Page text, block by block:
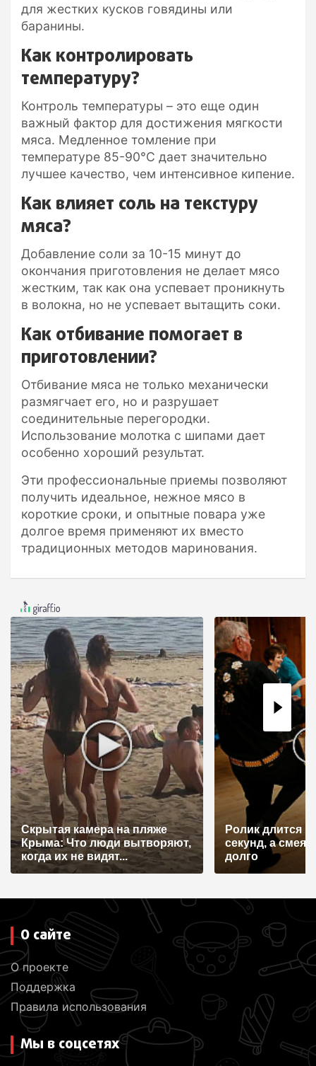
для жестких кусков говядины или
баранины.
Как контролировать
температуру?
Контроль температуры – это еще один
важный фактор для достижения мягкости
мяса. Медленное томление при
температуре 85-90°C дает значительно
лучшее качество, чем интенсивное кипение.
Как влияет соль на текстуру
мяса?
Добавление соли за 10-15 минут до
окончания приготовления не делает мясо
жестким, так как она успевает проникнуть
в волокна, но не успевает вытащить соки.
Как отбивание помогает в
приготовлении?
Отбивание мяса не только механически
размягчает его, но и разрушает
соединительные перегородки.
Использование молотка с шипами дает
особенно хороший результат.
Эти профессиональные приемы позволяют
получить идеальное, нежное мясо в
короткие сроки, и опытные повара уже
долгое время применяют их вместо
традиционных методов маринования.
Скрытая камера на пляже
Крыма: Что люди вытворяют,
когда их не видят...
Ролик длится
секунд, а
долго
О сайте
О проекте
Поддержка
Правила использования
Мы в соцсетях